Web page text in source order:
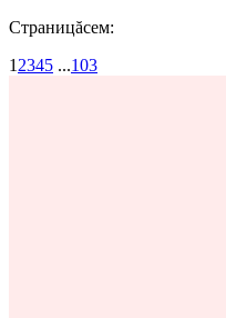
Страницăсем:
1 2345 ...103